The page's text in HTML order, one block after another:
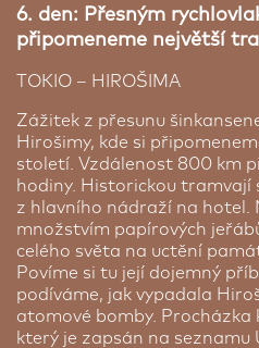
vše – od čerstvých šťáv,
až po teplý bufet. Pokoje
malé, s lednicí, TV, wi-fi
spaní. Yukata. Setkáte se
opačné strany a okna se z
dají otevřít jen na
ale úrovní služeb v
dává 3*. Pokud patříte ke
luxusní hotely, nedaleko
Fresa se nachází luxusní
který nabízíme v balíčku
celého pobytu v Japonsku,
doplňkových službách.
Příplatek za jednolůžkový pokoj
Pokud se přihlásíte na
doubytování - tato služba
SEN nemůže ručit za
doubytovanou osobou.
zájezd nepocestuje, bude
uhradit příplatek za 1/1
6. den: Přesným
připomeneme největší
TOKIO – HIROŠIMA
Zážitek z přesunu
Hirošimy, kde si
století. Vzdálenost 800 km
hodiny. Historickou tramvají
z hlavního nádraží na hotel.
množstvím papírových
celého světa na uctění
Povíme si tu její dojemný
podíváme, jak vypadala
atomové bomby. Procházka
který je zapsán na seznamu